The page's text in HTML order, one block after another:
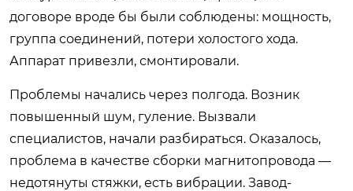
договоре вроде бы были соблюдены: мощность,
группа соединений, потери холостого хода.
Аппарат привезли, смонтировали.
Проблемы начались через полгода. Возник
повышенный шум, гуление. Вызвали
специалистов, начали разбираться. Оказалось,
проблема в качестве сборки магнитопровода —
недотянуты стяжки, есть вибрации. Завод-